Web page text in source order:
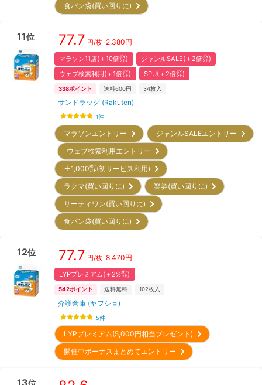
食パン袋(買い回りに)
11位 77.7 円/枚 2,380円
マラソン11店(＋10倍㌽)
ジャンルSALE(＋2倍㌽)
ウェブ検索利用(＋1倍㌽)
SPU(＋2倍㌽)
338ポイント 送料600円 34枚入
サンドラッグ (Rakuten)
1件
マラソンエントリー
ジャンルSALEエントリー
ウェブ検索利用エントリー
＋1,000㌽(初サービス利用)
ラクマ(買い回りに)
楽券(買い回りに)
サーティワン(買い回りに)
食パン袋(買い回りに)
12位 77.7 円/枚 8,470円
LYPプレミアム(＋2%㌽)
542ポイント 送料無料 102枚入
介護倉庫 (ヤフショ)
5件
LYPプレミアム(5,000円相当プレゼント)
開催中ボーナスまとめてエントリー
13位